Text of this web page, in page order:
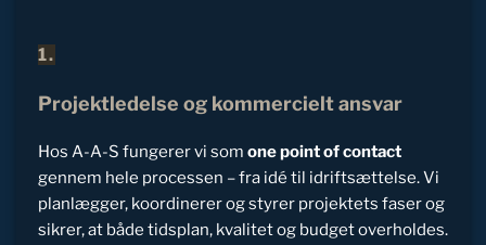
1.
Projektledelse og kommercielt ansvar
Hos A-A-S fungerer vi som one point of contact
gennem hele processen – fra idé til idriftsættelse. Vi
planlægger, koordinerer og styrer projektets faser og
sikrer, at både tidsplan, kvalitet og budget overholdes.